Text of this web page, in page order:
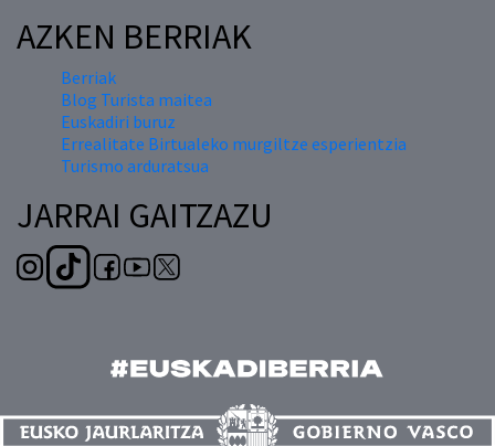
AZKEN BERRIAK
Berriak
Blog Turista maitea
Euskadiri buruz
Errealitate Birtualeko murgiltze esperientzia
Turismo arduratsua
JARRAI GAITZAZU